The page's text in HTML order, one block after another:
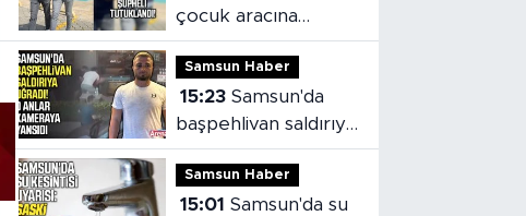
çocuk aracına
uyuşturucu saklayan
şüpheli tutuklandı
Samsun Haber
15:23 Samsun'da
başpehlivan saldırıya
uğradı!
Samsun Haber
15:01 Samsun'da su